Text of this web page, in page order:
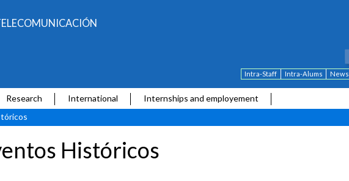
Intra-Staff Intra-Alums News
Research International
Internships and employement
Históricos